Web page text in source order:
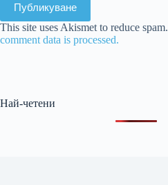
Публикуване
This site uses Akismet to reduce spam.
comment data is processed.
Най-четени